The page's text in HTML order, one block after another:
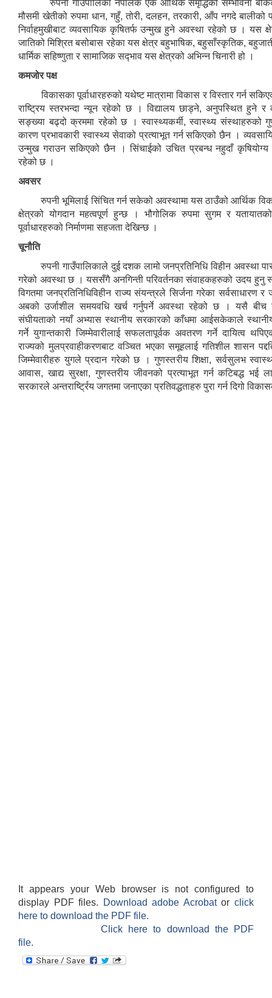
रुपनी गाउँपालिका नेपालकै एक आर्थिक संमृद्धिको सम्भावना
मौसमी खेतीको रुपमा धान, गहुँ, तोरी, दलहन, तरकारी, आँप नगदे बालीको
निर्वाहमुखीबाट व्यवसायिक कृषितर्फ उन्मुख हुने अवस्था रहेको छ । यस
जातिको मिश्रित बसोबास रहेका यस क्षेत्र बहुभाषिक, बहुसाँस्कृतिक,
धार्मिक सहिष्णुता र सामाजिक सद्‍भाव यस क्षेत्रको अभिन्न चिनारी हो ।
कमजोर पक्ष
विकासका पूर्वाधारहरुको यथेष्ट मात्रामा विकास र विस्तार गर्न
राष्ट्रिय स्तरभन्दा न्यून रहेको छ । विद्यालय छाड्ने, अनुपस्थित हुने र
सङ्ख्या बढ्दो क्रममा रहेको छ । स्वास्थ्यकर्मी, स्वास्थ्य संस्थाहरुको
कारण प्रभावकारी स्वास्थ्य सेवाको प्रत्याभूत गर्न सकिएको छैन ।
उन्मुख गराउन सकिएको छैन । सिंचाईको उचित प्रबन्ध नहुदाँ कृषियोग्य
रहेको छ ।
अवसर
रुपनी भूमिलाई सिंचित गर्न सकेको अवस्थामा यस ठाउँको आर्थिक
क्षेत्रको योगदान महत्वपूर्ण हुन्छ । भौगोलिक रुपमा सुगम र
पूर्वाधारहरुको निर्माणमा सहजता देखिन्छ ।
चूनौति
रुपनी गाउँपालिकाले दुई दशक लामो जनप्रतिनिधि विहीन अवस्था
गरेको अवस्था छ । यससँगै अनगिन्ती परिवर्तनका संवाहकहरुको उदय हुनु
विगतमा जनप्रतिनिधिविहीन राज्य संयन्त्रले सिर्जना गरेका सर्वसाधारण र
अबको उर्जाशील समयवधि खर्च गर्नुपर्ने अवस्था रहेको छ । यसै बीच
संघीयताको नयाँ अभ्यास स्थानीय सरकारको काँधमा आईसकेकाले
गर्ने युगान्तकारी जिम्मेवारीलाई सफलतापूर्वक अवतरण गर्ने दायित्व
राज्यको मुलप्रवाहीकरणबाट वञ्‍चित भएका समूहलाई गतिशील शासन
जिम्मेवारीहरु युगले प्रदान गरेको छ । गुणस्तरीय शिक्षा, सर्वसुलभ
आवास, खाद्य सुरक्षा, गुणस्तरीय जीवनको प्रत्याभूत गर्न कटिबद्ध भई
सरकारले अन्तरार्ष्ट्रिय जगतमा जनाएका प्रतिवद्धताहरु पुरा गर्न दिगो
It appears your Web browser is not configured to
display PDF files.
Download adobe Acrobatorclick
here to download the PDF file.
Click here to download the PDF
file.